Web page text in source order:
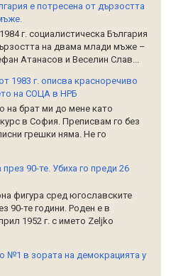
е потресена от дързостта
г. социалистическа България
на двама млади мъже –
Атанасов и Веселин Слав...
1983 г. описва красноречиво
на СОЦА в НРБ
на брат ми до мене като
в София. Преписвам го без
грешки няма. Не го
90-те. Убиха го преди 26
фигура сред югославските
90-те години. Роден е в
1952 г. с името Zeljko
№1 в зората на демокрацията у